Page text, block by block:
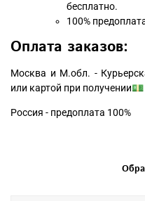
бесплатно.
100%
Оплата заказов:
Москва и М.обл. -
или картой при получении💵
Россия - предоплата 100%